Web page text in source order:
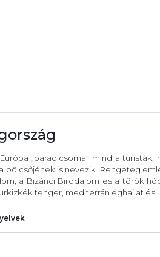
„paradicsoma” mind a
bölcsőjének is nevezik. Rengeteg
a Bizánci Birodalom és a török
tenger, mediterrán éghajlat